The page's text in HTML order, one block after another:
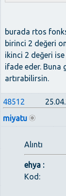
burada rtos
birinci 2 değeri
ikinci 2 değeri
ifade eder. Buna
artırabilirsin.
48512
miyatu
Alıntı
ehya :
Kod: